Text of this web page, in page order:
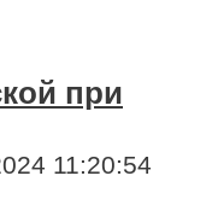
при
11:20:54